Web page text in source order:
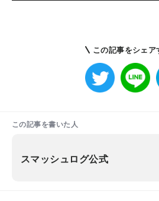
この記事をシェア
この記事を書いた人
スマッシュログ公式